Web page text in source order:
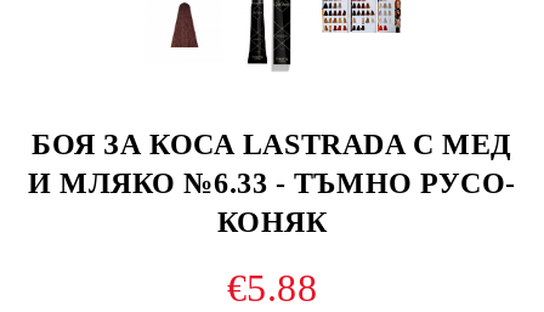
БОЯ ЗА КОСА LASTRADA С МЕД
И МЛЯКО №6.33 - ТЪМНО РУСО-
КОНЯК
€5.88